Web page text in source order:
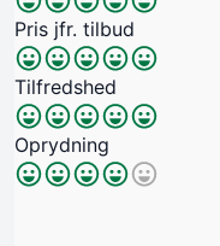
Pris jfr. tilbud
Tilfredshed
Oprydning